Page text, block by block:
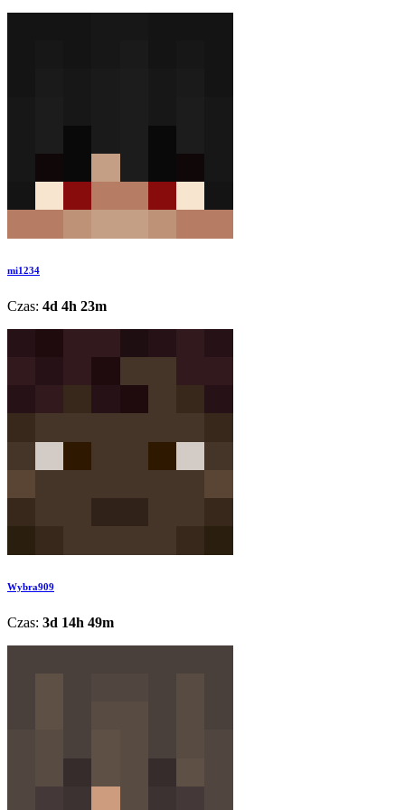
mi1234
Czas: 4d 4h 23m
Wybra909
Czas: 3d 14h 49m